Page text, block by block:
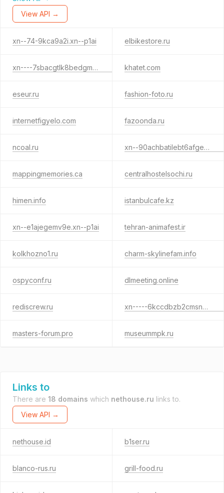
View API →
xn--74-9kca9a2i.xn--p1ai elbikestore.ru
xn----7sbacgtlk8bedgmek9d.xn--p1ai khatet.com
eseur.ru fashion-foto.ru
internetfigyelo.com fazoonda.ru
ncoal.ru xn--90achbatilebt6afge4o.xn--p1ai
mappingmemories.ca centralhostelsochi.ru
himen.info istanbulcafe.kz
xn--e1ajegemv9e.xn--p1ai tehran-animafest.ir
kolkhozno1.ru charm-skylinefam.info
ospyconf.ru dlmeeting.online
rediscrew.ru xn-----6kccdbzb2cmsnzcd0a.xn--p1ai
masters-forum.pro museummpk.ru
Links to
There are 18 domains which nethouse.ru links to.
View API →
nethouse.id b1ser.ru
blanco-rus.ru grill-food.ru